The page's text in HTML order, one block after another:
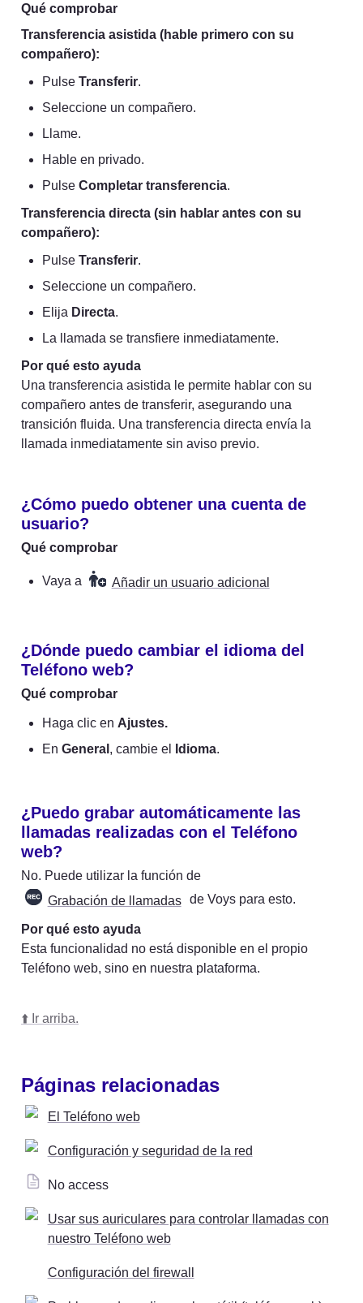
Qué comprobar
Transferencia asistida (hable primero con su
compañero):
Pulse Transferir.
Seleccione un compañero.
Llame.
Hable en privado.
Pulse Completar transferencia.
Transferencia directa (sin hablar antes con su
compañero):
Pulse Transferir.
Seleccione un compañero.
Elija Directa.
La llamada se transfiere inmediatamente.
Por qué esto ayuda
Una transferencia asistida le permite hablar con su
compañero antes de transferir, asegurando una
transición fluida. Una transferencia directa envía la
llamada inmediatamente sin aviso previo.
¿Cómo puedo obtener una cuenta de
usuario?
Qué comprobar
Vaya a Añadir un usuario adicional
¿Dónde puedo cambiar el idioma del
Teléfono web?
Qué comprobar
Haga clic en Ajustes.
En General , cambie el Idioma.
¿Puedo grabar automáticamente las
llamadas realizadas con el Teléfono
web?
No. Puede utilizar la función de
Grabación de llamadas
de Voys para esto.
Por qué esto ayuda
Esta funcionalidad no está disponible en el propio
Teléfono web, sino en nuestra plataforma.
⬆️ Ir arriba.
Páginas relacionadas
El Teléfono web
Configuración y seguridad de la red
No access
Usar sus auriculares para controlar llamadas con
nuestro Teléfono web
Configuración del firewall